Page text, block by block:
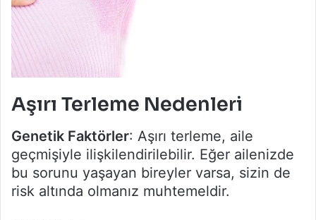
Aşırı Terleme Nedenleri
Genetik Faktörler: Aşırı terleme, aile
geçmişiyle ilişkilendirilebilir. Eğer ailenizde
bu sorunu yaşayan bireyler varsa, sizin de
risk altında olmanız muhtemeldir.